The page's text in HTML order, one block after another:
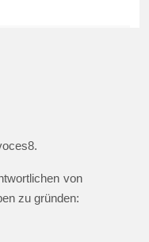
von
zu gründen: